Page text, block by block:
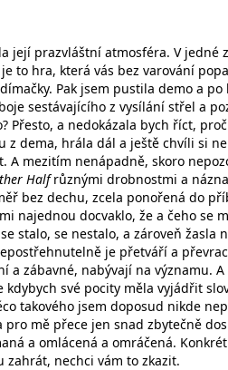
její prazvláštní atmosféra. V jedné
to hra, která vás bez varování
Pak jsem pustila demo a
sestávajícího z vysílání střel a
Přesto, a nedokázala bych říct,
z dema, hrála dál a ještě chvíli si
A mezitím nenápadně, skoro
Halfrůznými drobnostmi a
bez dechu, zcela ponořená do
najednou docvaklo, že a čeho se
stalo, se nestalo, a zároveň žasla
je přetváří a
zábavné, nabývají na významu. A
své pocity měla vyjádřit
takového jsem doposud nikde
mě přece jen snad zbytečně
a omlácená a omráčená.
nechci vám to zkazit.